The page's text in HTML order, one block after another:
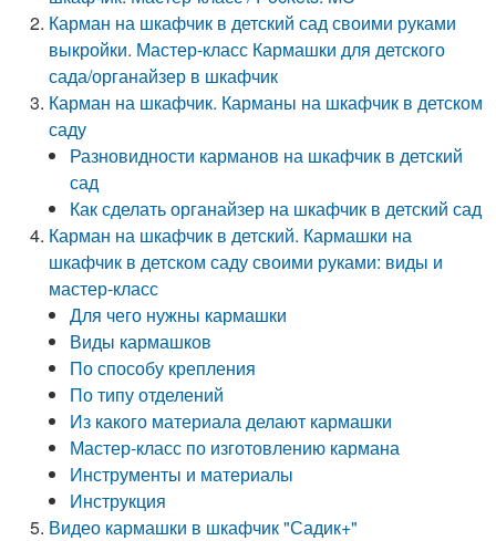
Карман на шкафчик в детский сад своими руками
выкройки. Мастер-класс Кармашки для детского
сада/органайзер в шкафчик
Карман на шкафчик. Карманы на шкафчик в детском
саду
Разновидности карманов на шкафчик в детский
сад
Как сделать органайзер на шкафчик в детский сад
Карман на шкафчик в детский. Кармашки на
шкафчик в детском саду своими руками: виды и
мастер-класс
Для чего нужны кармашки
Виды кармашков
По способу крепления
По типу отделений
Из какого материала делают кармашки
Мастер-класс по изготовлению кармана
Инструменты и материалы
Инструкция
Видео кармашки в шкафчик "Садик+"